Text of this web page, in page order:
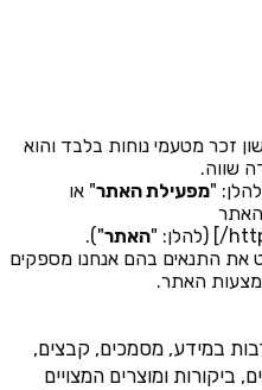
זכר מטעמי נוחות בלבד והוא
שווה.
"מפעילת האתר" או
האתר").
את התנאים בהם אנחנו מספקים
האתר.
במידע, מסמכים, קבצים,
ביקורות ומוצרים המצויים